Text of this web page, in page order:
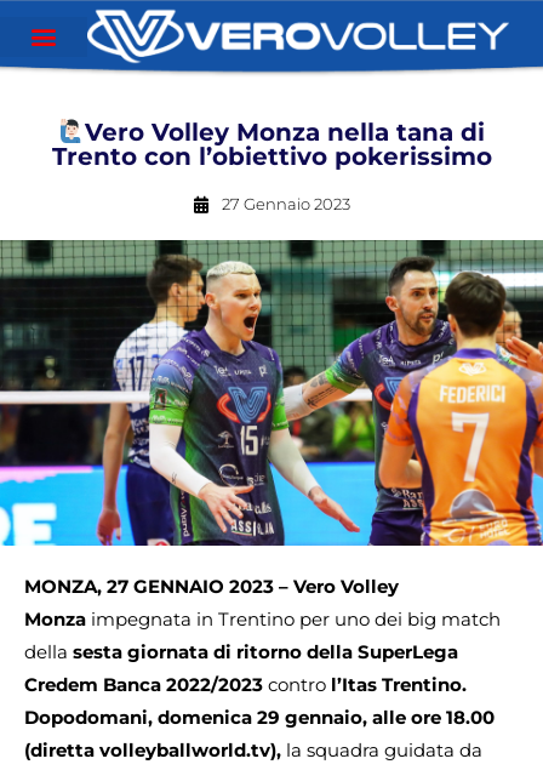
Vero Volley Monza nella tana di
Trento con l’obiettivo pokerissimo
27 Gennaio 2023
MONZA, 27 GENNAIO 2023 – Vero Volley
Monza impegnata in Trentino per uno dei big match
della sesta giornata di ritorno della SuperLega
Credem Banca 2022/2023 contro l’Itas Trentino.
Dopodomani, domenica 29 gennaio, alle ore 18.00
(diretta volleyballworld.tv), la squadra guidata da